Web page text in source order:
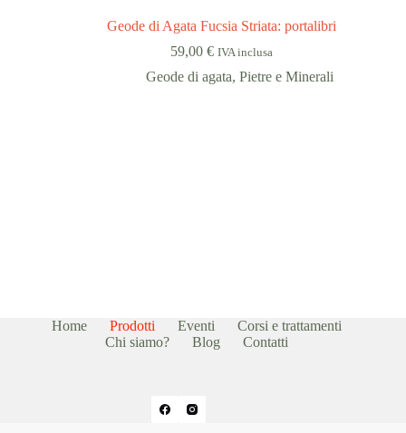
Geode di Agata Fucsia Striata: portalibri
59,00 € IVA inclusa
Geode di agata, Pietre e Minerali
Home Prodotti Eventi
Corsi e trattamenti
Chi siamo?
Blog Contatti